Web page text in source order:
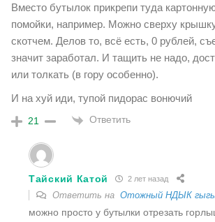
Вместо бутылок прикрепи туда
помойки, например. Можно сверху
скотчем. Делов то, всё есть, 0 рублей,
значит заработал. И тащить не надо,
или толкать (в гору особенно).
И на хуй иди, тупой пидорас вонючий
21 Ответить
Тайский Катой 2 лет назад
Ответить на Отожный НДЫК
можно просто у бутылки отрезать